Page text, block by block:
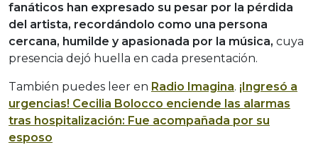
fanáticos han expresado su pesar por la pérdida
del artista, recordándolo como una persona
cercana, humilde y apasionada por la música, cuya
presencia dejó huella en cada presentación.
También puedes leer en Radio Imagina. ¡Ingresó a
urgencias! Cecilia Bolocco enciende las alarmas
tras hospitalización: Fue acompañada por su
esposo